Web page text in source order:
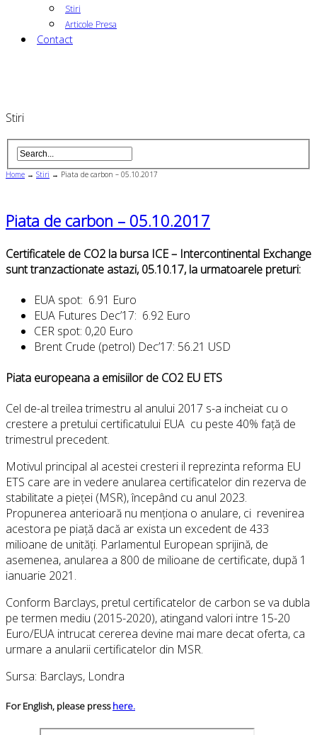
Stiri
Articole Presa
Contact
Stiri
Home → Stiri → Piata de carbon – 05.10.2017
Piata de carbon – 05.10.2017
Certificatele de CO2 la bursa ICE – Intercontinental Exchange
sunt tranzactionate astazi, 05.10.17, la urmatoarele preturi:
EUA spot: 6.91 Euro
EUA Futures Dec’17: 6.92 Euro
CER spot: 0,20 Euro
Brent Crude (petrol) Dec’17: 56.21 USD
Piata europeana a emisiilor de CO2 EU ETS
Cel de-al treilea trimestru al anului 2017 s-a incheiat cu o
crestere a pretului certificatului EUA cu peste 40% față de
trimestrul precedent.
Motivul principal al acestei cresteri il reprezinta reforma EU
ETS care are in vedere anularea certificatelor din rezerva de
stabilitate a pieței (MSR), începând cu anul 2023.
Propunerea anterioară nu menționa o anulare, ci revenirea
acestora pe piață dacă ar exista un excedent de 433
milioane de unități. Parlamentul European sprijină, de
asemenea, anularea a 800 de milioane de certificate, după 1
ianuarie 2021.
Conform Barclays, pretul certificatelor de carbon se va dubla
pe termen mediu (2015-2020), atingand valori intre 15-20
Euro/EUA intrucat cererea devine mai mare decat oferta, ca
urmare a anularii certificatelor din MSR.
Sursa: Barclays, Londra
For English, please presshere.